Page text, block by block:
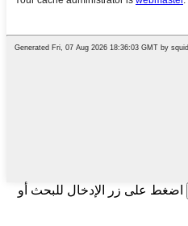
اضغط على زر الإدخال للبحث أو